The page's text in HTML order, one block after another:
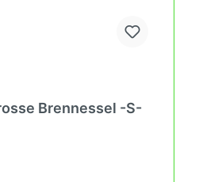
Brennessel -S-